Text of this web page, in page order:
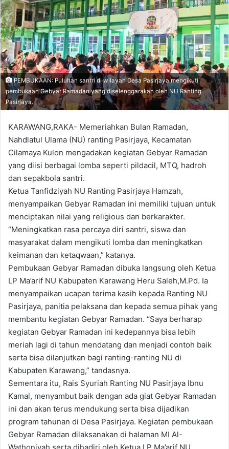
PEMBUKAAN: Puluhan santri di wilayah Desa Pasirjaya mengikuti
pembukaan Gebyar Ramadan yang diselenggarakan oleh NU Ranting
Pasirjaya.
KARAWANG,RAKA- Memeriahkan Bulan Ramadan,
Nahdlatul Ulama (NU) ranting Pasirjaya, Kecamatan
Cilamaya Kulon mengadakan kegiatan Gebyar Ramadan
yang diisi berbagai lomba seperti pildacil, MTQ, hadroh
dan sepakbola santri.
Ketua Tanfidziyah NU Ranting Pasirjaya Hamzah,
menyampaikan Gebyar Ramadan ini memiliki tujuan untuk
menciptakan nilai yang religious dan berkarakter.
“Meningkatkan rasa percaya diri santri, siswa dan
masyarakat dalam mengikuti lomba dan meningkatkan
keimanan dan ketaqwaan,” katanya.
Pembukaan Gebyar Ramadan dibuka langsung oleh Ketua
LP Ma’arif NU Kabupaten Karawang Heru Saleh,M.Pd. Ia
menyampaikan ucapan terima kasih kepada Ranting NU
Pasirjaya, panitia pelaksana dan kepada semua pihak yang
membantu kegiatan Gebyar Ramadan. “Saya berharap
kegiatan Gebyar Ramadan ini kedepannya bisa lebih
meriah lagi di tahun mendatang dan menjadi contoh baik
serta bisa dilanjutkan bagi ranting-ranting NU di
Kabupaten Karawang,” tandasnya.
Sementara itu, Rais Syuriah Ranting NU Pasirjaya Ibnu
Kamal, menyambut baik dengan ada giat Gebyar Ramadan
ini dan akan terus mendukung serta bisa dijadikan
program tahunan di Desa Pasirjaya. Kegiatan pembukaan
Gebyar Ramadan dilaksanakan di halaman MI Al-